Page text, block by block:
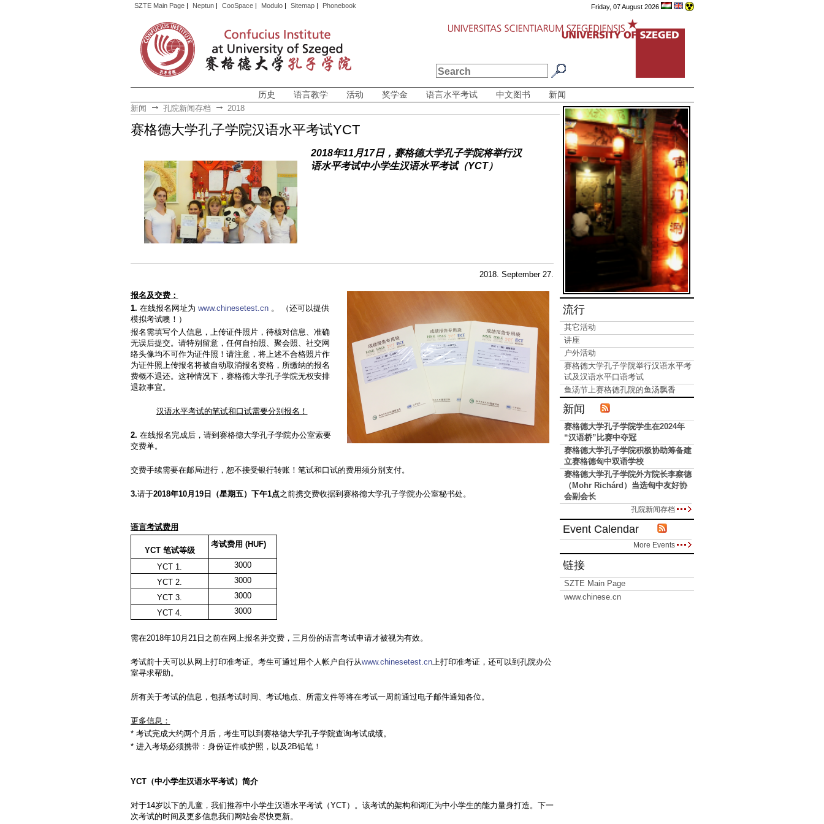
SZTE Main Page| Neptun| CooSpace| Modulo| Sitemap| Phonebook Friday, 07 August 2026
历史 语言教学 活动 奖学金 语言水平考试 中文图书 新闻
新闻 孔院新闻存档 2018
赛格德大学孔子学院汉语水平考试YCT
2018年11 月17日，赛格德大学孔子学院将举行汉
语水平考试中小学生汉语水平考试（YCT）
2018. September 27.
报名及交费：
1. 在线报名网址为 www.chinesetest.cn。 （还可以提供
模拟考试噢！）
报名需填写个人信息，上传证件照片，待核对信息、准确
无误后提交。请特别留意，任何自拍照、聚会照、社交网
络头像均不可作为证件照！请注意，将上述不合格照片作
为证件照上传报名将被自动取消报名资格，所缴纳的报名
费概不退还。这种情况下，赛格德大学孔子学院无权安排
退款事宜。
汉语水平考试的笔试和口试需要分别报名！
2. 在线报名完成后，请到赛格德大学孔子学院办公室索要
交费单。
交费手续需要在邮局进行，恕不接受银行转账！笔试和口试的费用须分别支付。
3.请于2018年10月 19日（星期五）下午1点之前携交费收据到赛格德大学孔子学院办公室秘书处。
语言考试费用
YCT 笔试等级
考试费用 (HUF)
YCT 1.
3000
YCT 2.
3000
YCT 3.
3000
YCT 4.
3000
需在2018年10月21日之前在网上报名并交费，三月份的语言考试申请才被视为有效。
考试前十天可以从网上打印准考证。考生可通过用个人帐户自行从www.chinesetest.cn上打印准考证，还可以到孔院办公
室寻求帮助。
所有关于考试的信息，包括考试时间、考试地点、所需文件等将在考试一周前通过电子邮件通知各位。
更多信息：
* 考试完成大约两个月后，考生可以到赛格德大学孔子学院查询考试成绩。
* 进入考场必须携带：身份证件或护照，以及2B铅笔！
YCT（中小学生汉语水平考试）简介
对于14岁以下的儿童，我们推荐中小学生汉语水平考试（YCT）。该考试的架构和词汇为中小学生的能力量身打造。下一
次考试的时间及更多信息我们网站会尽快更新。
流行
其它活动
讲座
户外活动
赛格德大学孔子学院举行汉语水平考
试及汉语水平口语考试
鱼汤节上赛格德孔院的鱼汤飘香
新闻
赛格德大学孔子学院学生在2024年
“汉语桥”比赛中夺冠
赛格德大学孔子学院积极协助筹备建
立赛格德匈中双语学校
赛格德大学孔子学院外方院长李察德
（Mohr Richárd）当选匈中友好协
会副会长
孔院新闻存档
Event Calendar
More Events
链接
SZTE Main Page
www.chinese.cn